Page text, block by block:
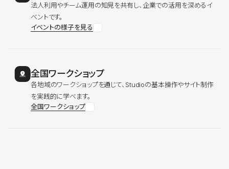
法人利用やチーム運用の知見を共有し、企業での活用を深めるイ
ベントです。
イベントの様子を見る
全国ワークショップ
各地域のワークショップを通じて、Studioの基本操作やサイト制作
を実践的に学べます。
全国ワークショップ